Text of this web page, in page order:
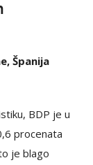
Španija
BDP je u
procenata
je blago